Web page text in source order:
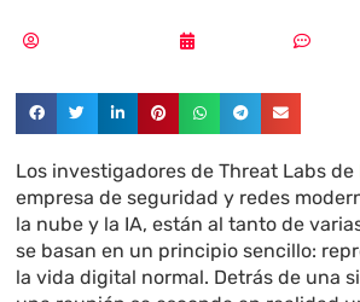
Los investigadores de Threat Labs de
empresa de seguridad y redes
la nube y la IA, están al tanto de
se basan en un principio sencillo:
la vida digital normal. Detrás de una